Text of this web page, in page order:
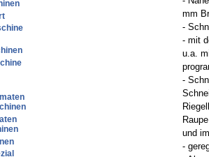
mm
-
- mit
u.a.
-
und
-